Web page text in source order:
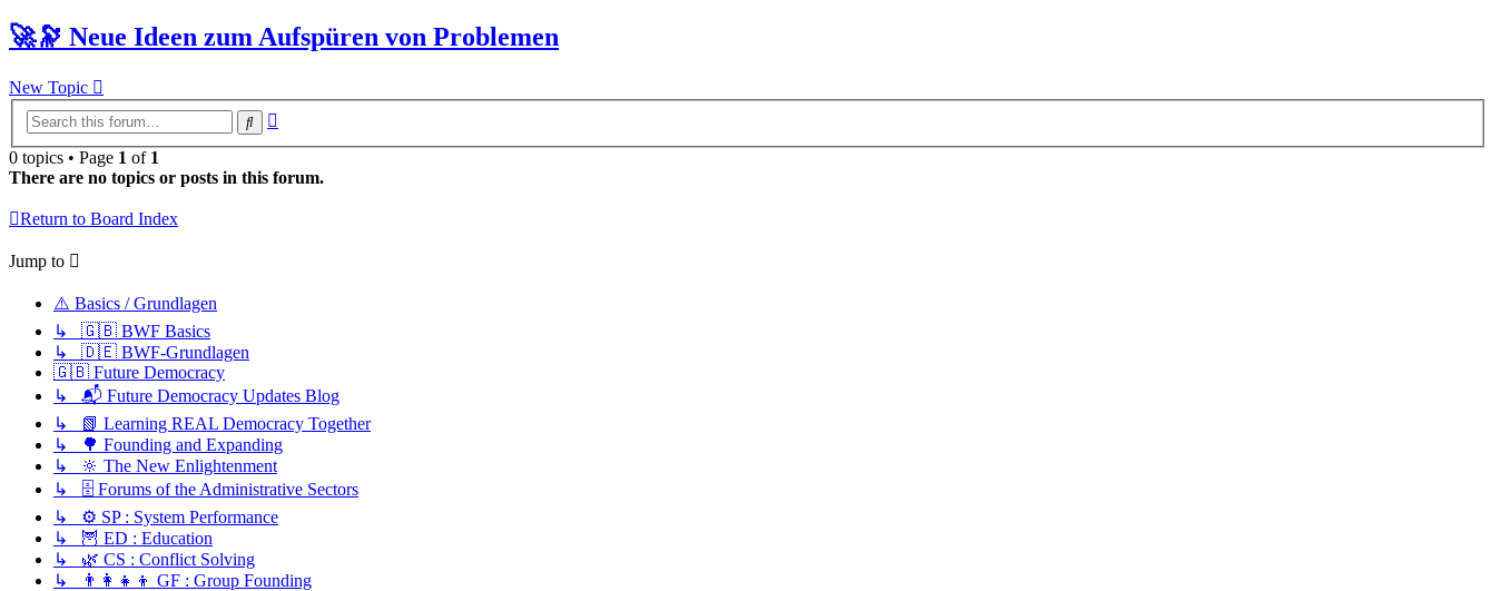
🚀🔭 Neue Ideen zum Aufspüren von Problemen
New Topic
Search
0 topics • Page 1 of 1
There are no topics or posts in this forum.
Return to Board Index
Jump to
⚠️ Basics / Grundlagen
↳ 🇬🇧 BWF Basics
↳ 🇩🇪 BWF-Grundlagen
🇬🇧 Future Democracy
↳ 📬 Future Democracy Updates Blog
↳ 📗 Learning REAL Democracy Together
↳ 🌳 Founding and Expanding
↳ 🔆 The New Enlightenment
↳ 🗄️ Forums of the Administrative Sectors
↳ ⚙️ SP : System Performance
↳ 🦉 ED : Education
↳ 🌿 CS : Conflict Solving
↳ 👨‍👩‍👧‍👦 GF : Group Founding